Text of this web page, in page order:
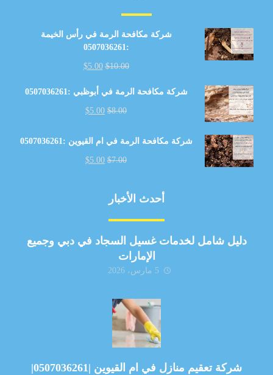
شركة مكافحة الرمة في رأس الخيمة
:0507036261
$10.00
$5.00
شركة مكافحة الرمة في أبوظبي :0507036261
$8.00
$5.00
شركة مكافحة الرمة في ام القيوين :0507036261
$7.00
$5.00
أحدث الأخبار
دليل شامل لخدمات غسيل السجاد في دبي وجميع
الإمارات
5 مارس، 2026
شركة تعقيم منازل في ام القيوين |0507036261|